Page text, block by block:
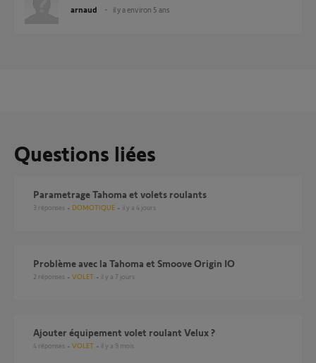
arnaud il y a environ 5 ans
Questions liées
Parametrage Tahoma et volets roulants
3 réponses DOMOTIQUE il y a 4 jours
Problème avec la Tahoma et Smoove Origin IO
2 réponses VOLET il y a 7 jours
Ajouter équipement volet roulant Velux ?
4 réponses VOLET il y a 9 mois